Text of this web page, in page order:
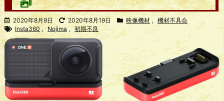
2020年8月9日 2020年8月19日 映像機材 , 機材不具合
Insta360 , Nojima , 初期不良